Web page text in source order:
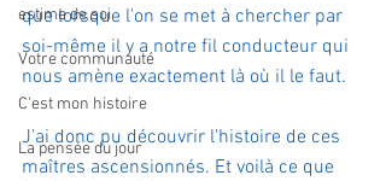
estime de soi
Votre communauté
C'est mon histoire
La pensée du jour
que lorsque l'on se met à chercher par
soi-même il y a notre fil conducteur qui
nous amène exactement là où il le faut.
J'ai donc pu découvrir l'histoire de ces
maîtres ascensionnés. Et voilà ce que